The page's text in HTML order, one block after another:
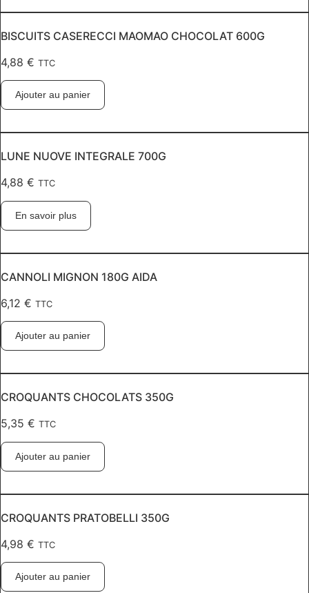
BISCUITS CASERECCI MAOMAO CHOCOLAT 600G
4,88 € TTC
Ajouter au panier
LUNE NUOVE INTEGRALE 700G
4,88 € TTC
En savoir plus
CANNOLI MIGNON 180G AIDA
6,12 € TTC
Ajouter au panier
CROQUANTS CHOCOLATS 350G
5,35 € TTC
Ajouter au panier
CROQUANTS PRATOBELLI 350G
4,98 € TTC
Ajouter au panier